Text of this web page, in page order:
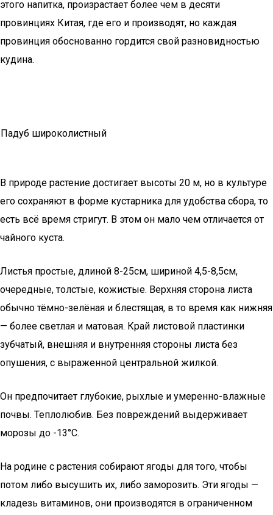
этого напитка, произрастает более чем в десяти
провинциях Китая, где его и производят, но каждая
провинция обоснованно гордится свой разновидностью
кудина.
Падуб широколистный
В природе растение достигает высоты 20 м, но в культуре
его сохраняют в форме кустарника для удобства сбора, то
есть всё время стригут. В этом он мало чем отличается от
чайного куста.
Листья простые, длиной 8-25см, шириной 4,5-8,5см,
очередные, толстые, кожистые. Верхняя сторона листа
обычно тёмно-зелёная и блестящая, в то время как нижняя
— более светлая и матовая. Край листовой пластинки
зубчатый, внешняя и внутренняя стороны листа без
опушения, с выраженной центральной жилкой.
Он предпочитает глубокие, рыхлые и умеренно-влажные
почвы. Теплолюбив. Без повреждений выдерживает
морозы до -13°С.
На родине с растения собирают ягоды для того, чтобы
потом либо высушить их, либо заморозить. Эти ягоды —
кладезь витаминов, они производятся в ограниченном